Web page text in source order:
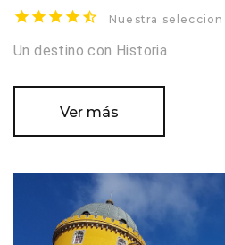
Nuestra seleccion
Un destino con Historia
Ver más